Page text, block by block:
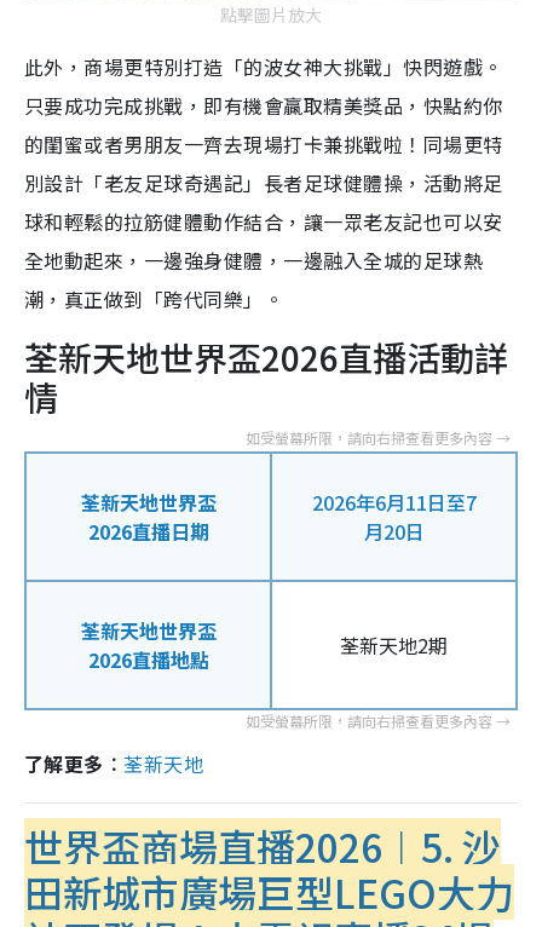
點擊圖片放大
此外，商場更特別打造「的波女神大挑戰」快閃遊戲。
只要成功完成挑戰，即有機會贏取精美獎品，快點約你
的閨蜜或者男朋友一齊去現場打卡兼挑戰啦！同場更特
別設計「老友足球奇遇記」長者足球健體操，活動將足
球和輕鬆的拉筋健體動作結合，讓一眾老友記也可以安
全地動起來，一邊強身健體，一邊融入全城的足球熱
潮，真正做到「跨代同樂」。
荃新天地世界盃2026直播活動詳
情
荃新天地世界盃
2026直播日期
2026年6月11日至7
月20日
荃新天地世界盃
2026直播地點
荃新天地2期
了解更多︰ 荃新天地
世界盃商場直播2026︱5.沙
田新城市廣場巨型LEGO大力